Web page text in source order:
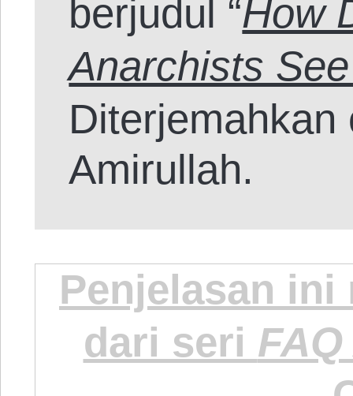
berjudul “How
Anarchists
Diterjemahkan
Amirullah.
Penjelasan ini
dari seri